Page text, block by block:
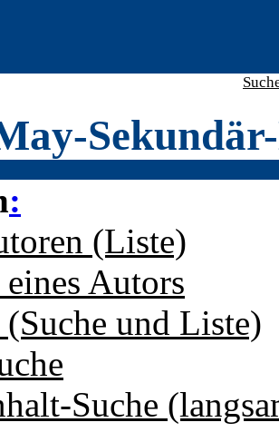
:
(Liste)
Autors
(Suche und Liste)
Suche